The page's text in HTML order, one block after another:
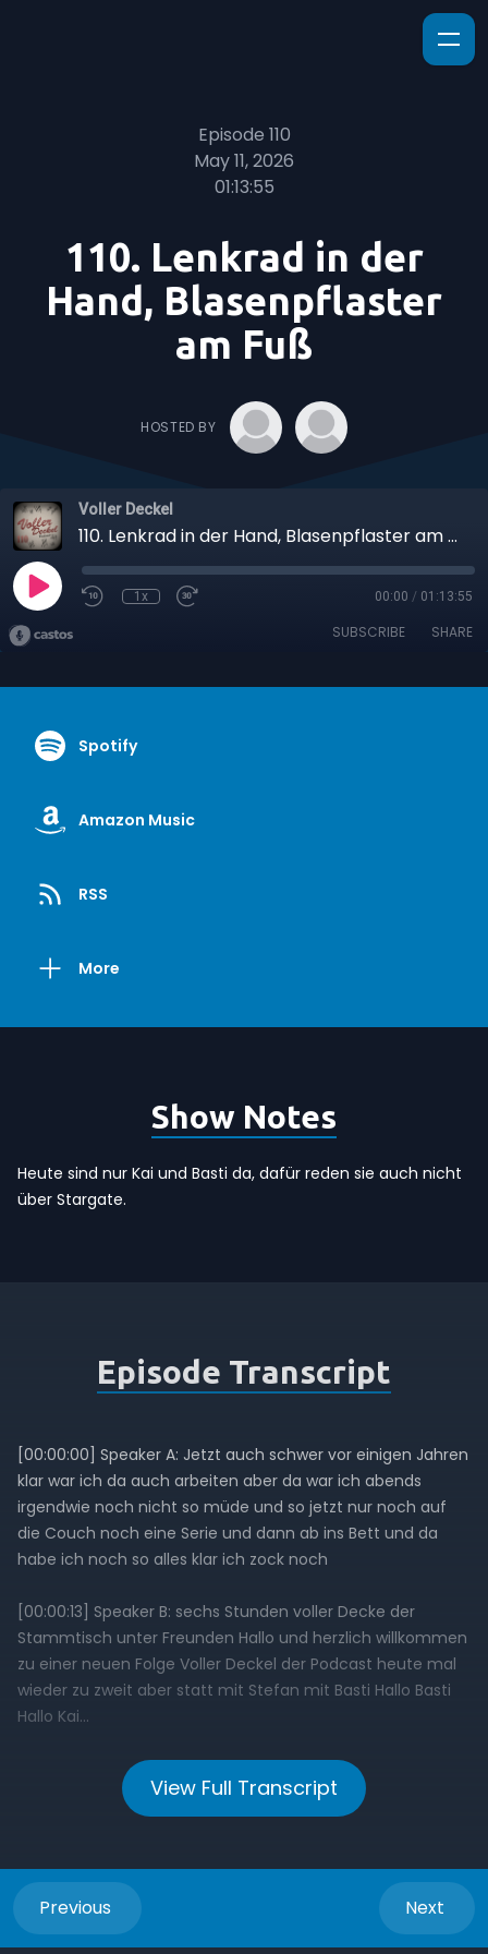
Episode 110
May 11, 2026
01:13:55
110. Lenkrad in der
Hand, Blasenpflaster
am Fuß
HOSTED BY
Voller Deckel
110. Lenkrad in der Hand, Blasenpflaster am Fuß
1x 00:00 / 01:13:55
SUBSCRIBE SHARE
Spotify
Amazon Music
RSS
More
Show Notes
Heute sind nur Kai und Basti da, dafür reden sie auch nicht
über Stargate.
View Full Transcript
Episode Transcript
Previous Next